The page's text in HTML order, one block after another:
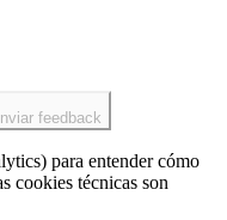
feedback
para entender cómo
cookies técnicas son